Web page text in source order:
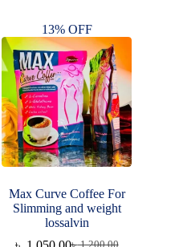
13% OFF
Max Curve Coffee For
Slimming and weight
lossalvin